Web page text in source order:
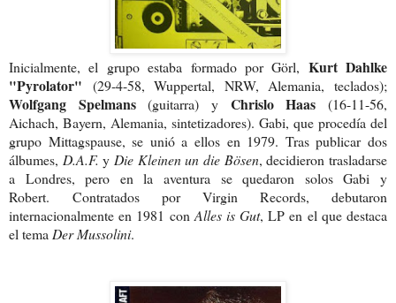
Inicialmente, el grupo estaba formado por Görl, Kurt Dahlke
"Pyrolator" (29-4-58, Wuppertal, NRW, Alemania, teclados);
Wolfgang Spelmans(guitarra) y Chrislo Haas (16-11-56,
Aichach, Bayern, Alemania, sintetizadores). Gabi, que procedía del
grupo Mittagspause, se unió a ellos en 1979. Tras publicar dos
álbumes, D.A.F. y Die Kleinen un die Bösen, decidieron trasladarse
a Londres, pero en la aventura se quedaron solos Gabi y
Robert. Contratados por Virgin Records, debutaron
internacionalmente en 1981 con Alles is Gut, LP en el que destaca
el tema Der Mussolini.